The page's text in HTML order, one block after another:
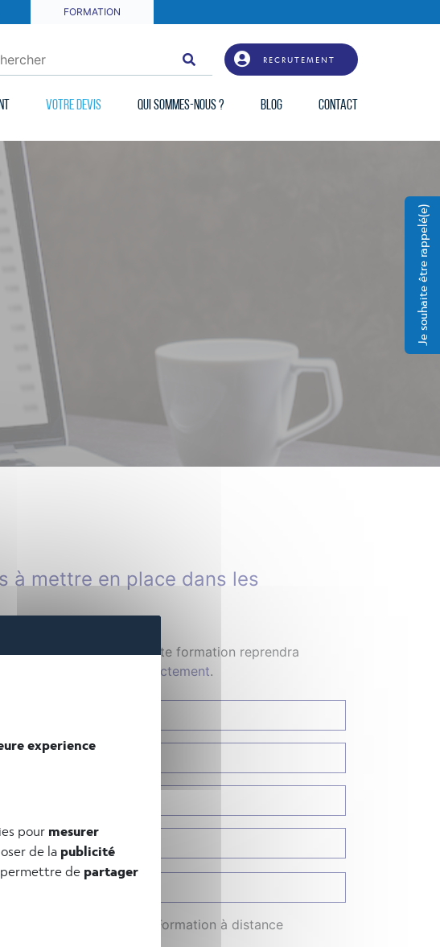
Je souhaite être rappelé(e)
FORMATION
RECRUTEMENT
VOTRE DEVIS QUI SOMMES-NOUS ? BLOG CONTACT
à mettre en place dans les
demande, notre référente formation reprendra
de nous
contacter directement.
Formation à distance
experience
pour mesurer
de la publicité
permettre de partager